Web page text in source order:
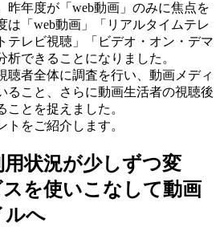
昨年度が「web動画」のみに焦点を
は「web動画」「リアルタイムテレ
テレビ視聴」「ビデオ・オン・デマ
析できることになりました。
聴者全体に調査を行い、動画メディ
ること、さらに動画生活者の視聴後
とを捉えました。
をご紹介します。
状況が少しずつ変
を使いこなして動画
ルへ